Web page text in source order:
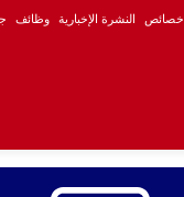
خصائص النشرة الإخبارية وظائف